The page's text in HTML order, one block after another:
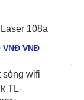
108a
VNĐ VNÐ